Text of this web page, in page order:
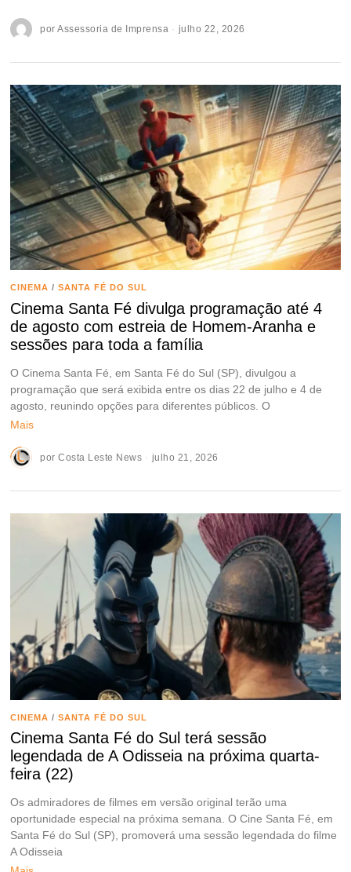
porAssessoria de Imprensa julho 22, 2026
CINEMA / SANTA FÉ DO SUL
Cinema Santa Fé divulga programação até 4
de agosto com estreia de Homem-Aranha e
sessões para toda a família
O Cinema Santa Fé, em Santa Fé do Sul (SP), divulgou a
programação que será exibida entre os dias 22 de julho e 4 de
agosto, reunindo opções para diferentes públicos. O
Mais
porCosta Leste News julho 21, 2026
CINEMA / SANTA FÉ DO SUL
Cinema Santa Fé do Sul terá sessão
legendada de A Odisseia na próxima quarta-
feira (22)
Os admiradores de filmes em versão original terão uma
oportunidade especial na próxima semana. O Cine Santa Fé, em
Santa Fé do Sul (SP), promoverá uma sessão legendada do filme
A Odisseia